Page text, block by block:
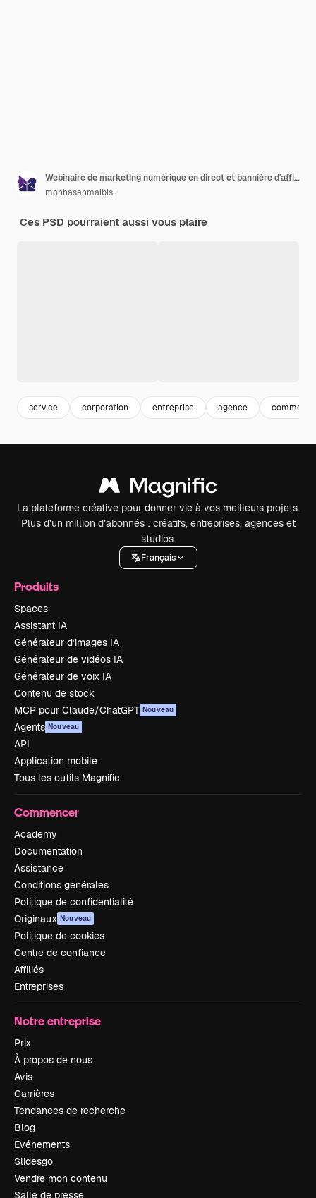
Webinaire de marketing numérique en direct et bannière d'affichage sur les médias sociaux d'entreprise
mohhasanmalbisi
Ces PSD pourraient aussi vous plaire
service corporation entreprise agence
La plateforme créative pour donner vie à vos meilleurs projets.
Plus d’un million d’abonnés : créatifs, entreprises, agences et
studios.
Français
Produits
Spaces
Assistant IA
Générateur d’images IA
Générateur de vidéos IA
Générateur de voix IA
Contenu de stock
MCP pour Claude/ChatGPT Nouveau
Agents Nouveau
API
Application mobile
Tous les outils Magnific
Commencer
Academy
Documentation
Assistance
Conditions générales
Politique de confidentialité
Originaux Nouveau
Politique de cookies
Centre de confiance
Affiliés
Entreprises
Notre entreprise
Prix
À propos de nous
Avis
Carrières
Tendances de recherche
Blog
Événements
Slidesgo
Vendre mon contenu
Salle de presse